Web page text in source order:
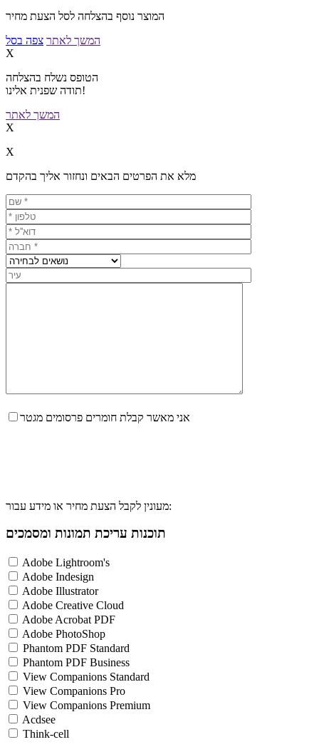
המוצר נוסף בהצלחה לסל הצעת מחיר
המשך לאתר צפה בסל
X
הטופס נשלח בהצלחה
תודה שפנית אלינו!
המשך לאתר
X
X
מלא את הפרטים הבאים ונחזור אליך בהקדם
אני מאשר קבלת חומרים פרסומים מגטר
מעונין לקבל הצעת מחיר או מידע עבור:
תוכנות עריכת תמונות ומסמכים
Adobe Lightroom's
Adobe Indesign
Adobe Illustrator
Adobe Creative Cloud
Adobe Acrobat PDF
Adobe PhotoShop
Phantom PDF Standard
Phantom PDF Business
View Companions Standard
View Companions Pro
View Companions Premium
Acdsee
Think-cell